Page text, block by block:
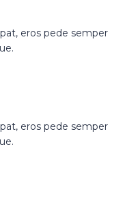
eros pede semper
eros pede semper